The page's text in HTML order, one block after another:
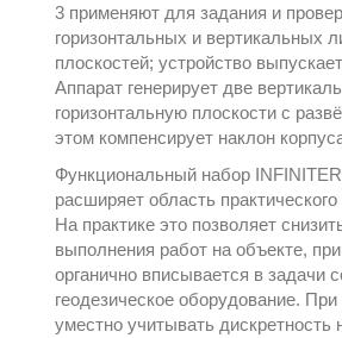
3 применяют для задания и
горизонтальных и вертикальных
плоскостей; устройство
Аппарат генерирует две
горизонтальную плоскости с
этом компенсирует наклон
Функциональный набор
расширяет область
На практике это позволяет
выполнения работ на объекте,
органично вписывается в задачи
геодезическое оборудование. При
уместно учитывать дискретность